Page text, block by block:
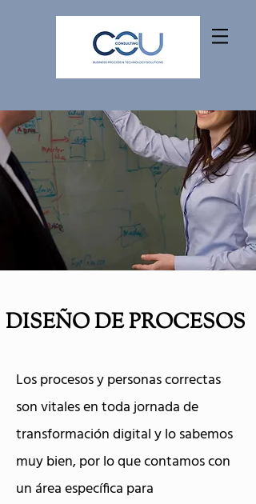
DISEÑO DE PROCESOS
Los procesos y personas correctas
son vitales en toda jornada de
transformación digital y lo sabemos
muy bien, por lo que contamos con
un área específica para